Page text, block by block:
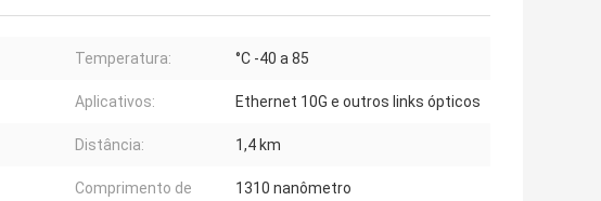
Temperatura: °C -40 a 85
Aplicativos: Ethernet 10G e outros links ópticos
Distância: 1,4 km
Comprimento de
1310 nanômetro